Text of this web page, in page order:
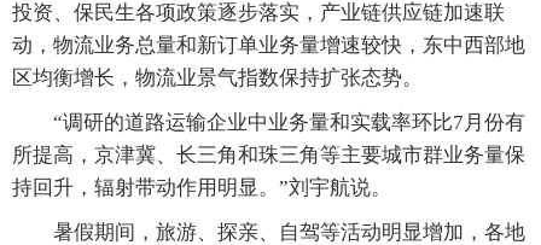
投资、保民生各项政策逐步落实，产业链供应链加速联
动，物流业务总量和新订单业务量增速较快，东中西部地
区均衡增长，物流业景气指数保持扩张态势。
“调研的道路运输企业中业务量和实载率环比7月份有
所提高，京津冀、长三角和珠三角等主要城市群业务量保
持回升，辐射带动作用明显。”刘宇航说。
暑假期间，旅游、探亲、自驾等活动明显增加，各地